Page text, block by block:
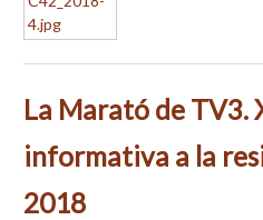
La Marató de TV3.
informativa a la
2018